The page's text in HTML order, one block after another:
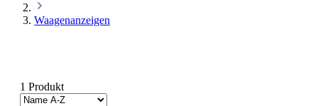
Waagenanzeigen
1 Produkt